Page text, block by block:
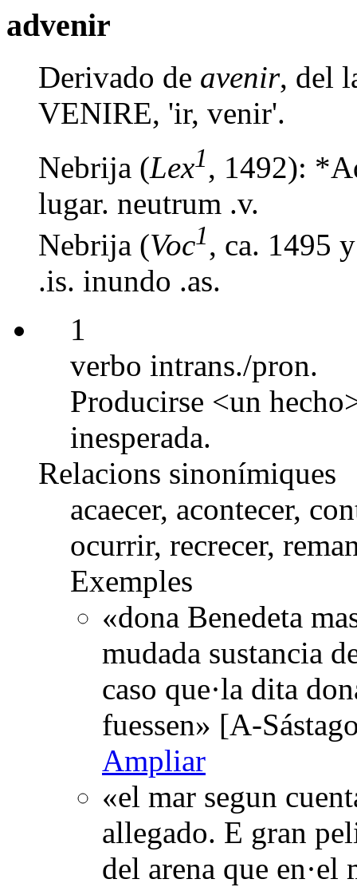
advenir
Derivado de avenir, del
VENIRE, 'ir, venir'.
Nebrija (Lex1, 1492):
lugar. neutrum .v.
Nebrija (Voc1, ca. 1495
.is. inundo .as.
1
verbo intrans./pron.
Producirse <un
inesperada.
Relacions sinonímiques
acaecer, acontecer,
ocurrir, recrecer,
Exemples
«dona Benedeta
mudada sustancia
caso que·la dita
fuessen» [A-
Ampliar
«el mar segun
allegado. E gran
del arena que